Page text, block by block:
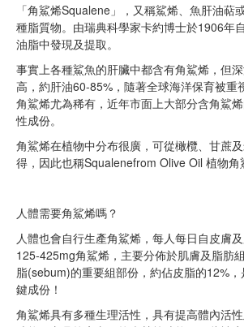
「角鯊烯Squalene」，又稱鯊烯、魚肝油萜
種脂質物。由瑞典科學家卡約博士於1906年
油脂中發現及提取。
事實上各種鯊魚的肝臟中都含有角鯊烯，但
高，約肝油60-85%，隨著全球海洋保育被重
角鯊烯尤為稀有，近年市面上大部分含角鯊
性成份。
角鯊烯在植物中分布很廣，可從橄欖、甘蔗
得，因此也稱Squalenefrom Olive Oil 植物角
人體需要角鯊烯嗎？
人體也會自行生產角鯊烯，每人每日自皮膚
125-425mg角鯊烯，主要分佈於肌膚及脂肪
脂(sebum)的重要組部份，約佔皮脂的12%
鍵成份！
角鯊烯具有多種生理活性，具有提高體內活